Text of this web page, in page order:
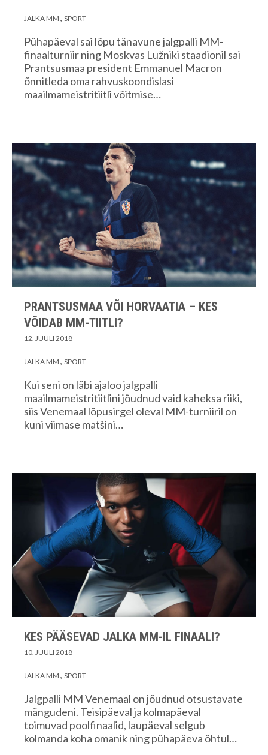
JALKA MM SPORT
Pühapäeval sai lõpu tänavune jalgpalli MM-
finaalturniir ning Moskvas Lužniki staadionil sai
Prantsusmaa president Emmanuel Macron
õnnitleda oma rahvuskoondislasi
maailmameistritiitli võitmise…
PRANTSUSMAA VÕI HORVAATIA – KES
VÕIDAB MM-TIITLI?
12. JUULI 2018
JALKA MM SPORT
Kui seni on läbi ajaloo jalgpalli
maailmameistritiitlini jõudnud vaid kaheksa riiki,
siis Venemaal lõpusirgel oleval MM-turniiril on
kuni viimase matšini…
KES PÄÄSEVAD JALKA MM-IL FINAALI?
10. JUULI 2018
JALKA MM SPORT
Jalgpalli MM Venemaal on jõudnud otsustavate
mängudeni. Teisipäeval ja kolmapäeval
toimuvad poolfinaalid, laupäeval selgub
kolmanda koha omanik ning pühapäeva õhtul…